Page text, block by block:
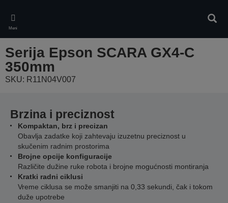
main
content
Meni
Serija Epson SCARA GX4-C
350mm
SKU: R11N04V007
Brzina i preciznost
Kompaktan, brz i precizan
Obavlja zadatke koji zahtevaju izuzetnu preciznost u
skučenim radnim prostorima
Brojne opcije konfiguracije
Različite dužine ruke robota i brojne mogućnosti montiranja
Kratki radni ciklusi
Vreme ciklusa se može smanjiti na 0,33 sekundi, čak i tokom
duže upotrebe